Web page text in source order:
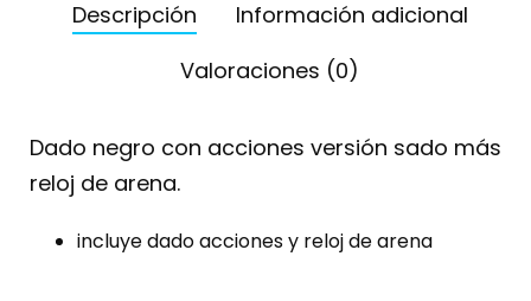
Descripción
Información adicional
Valoraciones (0)
Dado negro con acciones versión sado más
reloj de arena.
incluye dado acciones y reloj de arena